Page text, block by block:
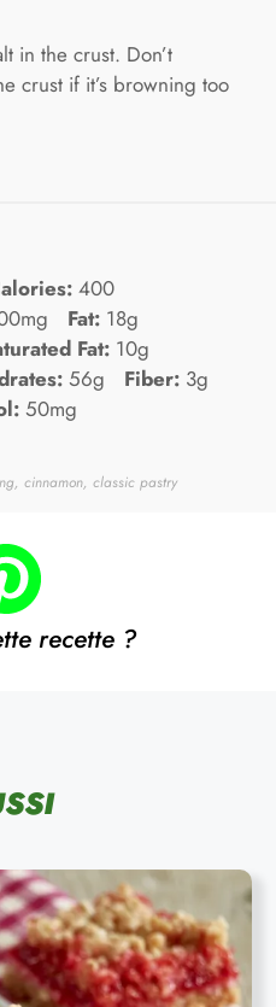
in the crust. Don’t
crust if it’s browning too
400
Fat: 18g
Fat: 10g
56g Fiber: 3g
50mg
cinnamon, classic pastry
recette ?